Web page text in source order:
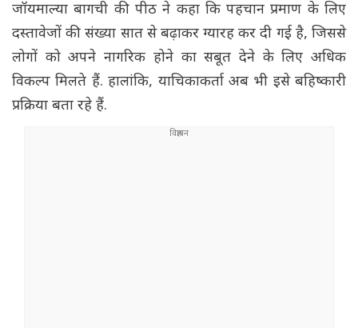
जॉयमाल्या बागची की पीठ ने कहा कि पहचान प्रमाण के लिए
दस्तावेजों की संख्या सात से बढ़ाकर ग्यारह कर दी गई है, जिससे
लोगों को अपने नागरिक होने का सबूत देने के लिए अधिक
विकल्प मिलते हैं. हालांकि, याचिकाकर्ता अब भी इसे बहिष्कारी
प्रक्रिया बता रहे हैं.